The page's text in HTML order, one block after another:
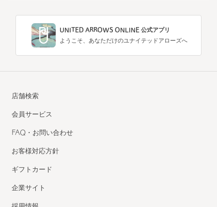
UNITED ARROWS ONLINE 公式アプリ
ようこそ、あなただけのユナイテッドアローズへ
店舗検索
会員サービス
FAQ・お問い合わせ
お客様対応方針
ギフトカード
企業サイト